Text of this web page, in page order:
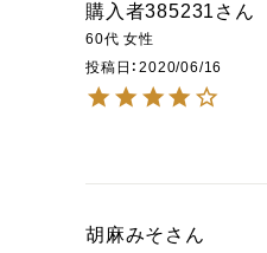
購入者385231
60代 女性
投稿日
2020/06/16
胡麻みそ